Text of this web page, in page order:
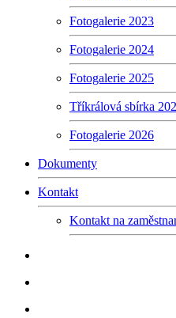
Fotogalerie 2023
Fotogalerie 2024
Fotogalerie 2025
Tříkrálová sbírka
Fotogalerie 2026
Dokumenty
Kontakt
Kontakt na